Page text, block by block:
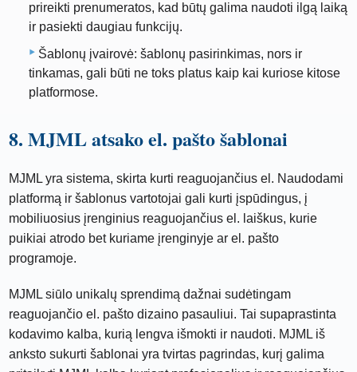
prireikti prenumeratos, kad būtų galima naudoti ilgą laiką
ir pasiekti daugiau funkcijų.
Šablonų įvairovė: šablonų pasirinkimas, nors ir
tinkamas, gali būti ne toks platus kaip kai kuriose kitose
platformose.
8. MJML atsako el. pašto šablonai
MJML yra sistema, skirta kurti reaguojančius el. Naudodami
platformą ir šablonus vartotojai gali kurti įspūdingus, į
mobiliuosius įrenginius reaguojančius el. laiškus, kurie
puikiai atrodo bet kuriame įrenginyje ar el. pašto
programoje.
MJML siūlo unikalų sprendimą dažnai sudėtingam
reaguojančio el. pašto dizaino pasauliui. Tai supaprastinta
kodavimo kalba, kurią lengva išmokti ir naudoti. MJML iš
anksto sukurti šablonai yra tvirtas pagrindas, kurį galima